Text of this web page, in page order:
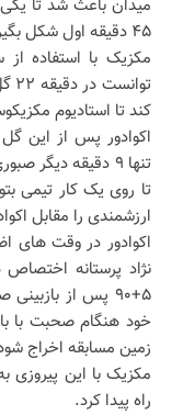
میدان باعث شد تا
۴۵ دقیقه اول شکل بگیرد.
مکزیک با استفاده
کند تا استادیوم
اکوادور پس از این
تنها ۹ دقیقه
تا روی یک کار تیمی
ارزشمندی را مقابل
اکوادور در وقت های
نژاد پرستانه اختصاص
خود هنگام صحبت با
زمین مسابقه اخراج
راه پیدا کرد.